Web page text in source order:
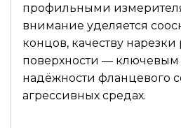
профильными
внимание уделяется
концов, качеству нарезки
поверхности — ключевым
надёжности фланцевого
агрессивных средах.